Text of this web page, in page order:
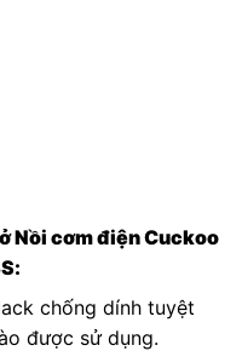
Nồi cơm điện Cuckoo
chống dính tuyệt
được sử dụng.